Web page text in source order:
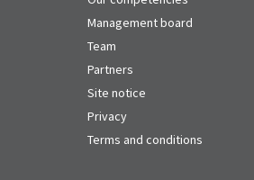
Management board
Team
Partners
Site notice
Privacy
Terms and conditions